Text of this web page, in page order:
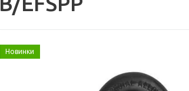
Новинки